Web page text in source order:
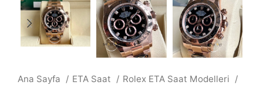
Ana Sayfa ETA Saat
Rolex ETA Saat Modelleri